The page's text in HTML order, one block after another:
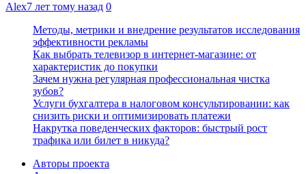
Alex7 лет тому назад 0
Методы, метрики и внедрение результатов исследования
эффективности рекламы
Как выбрать телевизор в интернет-магазине: от
характеристик до покупки
Зачем нужна регулярная профессиональная чистка
зубов?
Услуги бухгалтера в налоговом консультировании: как
снизить риски и оптимизировать платежи
Накрутка поведенческих факторов: быстрый рост
трафика или билет в никуда?
Авторы проекта